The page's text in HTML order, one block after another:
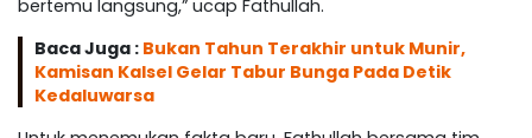
bertemu langsung,” ucap Fathullah.
Baca Juga : Bukan Tahun Terakhir untuk Munir,
Kamisan Kalsel Gelar Tabur Bunga Pada Detik
Kedaluwarsa